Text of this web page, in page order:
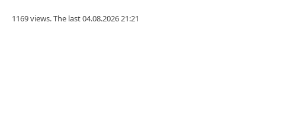
1169 views. The last 04.08.2026 21:21